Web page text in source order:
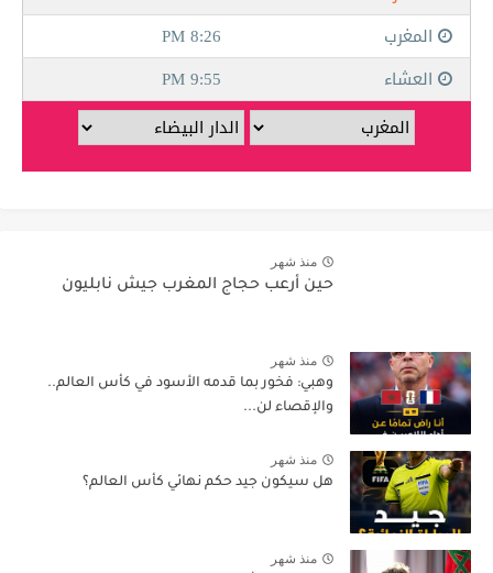
منذ شهر
حين أرعب حجاج المغرب جيش نابليون
منذ شهر
وهبي: فخور بما قدمه الأسود في كأس العالم..
والإقصاء لن...
منذ شهر
هل سيكون جيد حكم نهائي كأس العالم؟
منذ شهر